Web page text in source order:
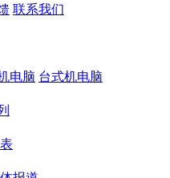
联系我们
电脑 台式机电脑